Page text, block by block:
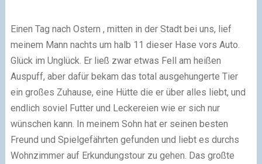
Einen Tag nach Ostern , mitten in der Stadt bei uns, lief
meinem Mann nachts um halb 11 dieser Hase vors Auto.
Glück im Unglück. Er ließ zwar etwas Fell am heißen
Auspuff, aber dafür bekam das total ausgehungerte Tier
ein großes Zuhause, eine Hütte die er über alles liebt, und
endlich soviel Futter und Leckereien wie er sich nur
wünschen kann. In meinem Sohn hat er seinen besten
Freund und Spielgefährten gefunden und liebt es durchs
Wohnzimmer auf Erkundungstour zu gehen. Das großte